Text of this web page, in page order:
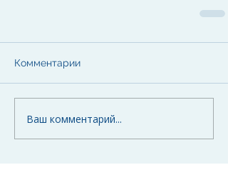
Комментарии
Ваш комментарий...